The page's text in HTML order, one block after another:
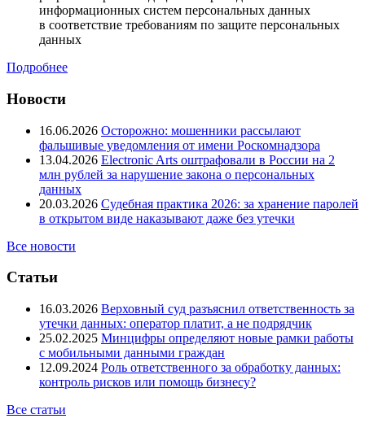
информационных систем персональных данных
в соответствие требованиям по защите персональных
данных
Подробнее
Новости
16.06.2026 Осторожно: мошенники рассылают
фальшивые уведомления от имени Роскомнадзора
13.04.2026 Electronic Arts оштрафовали в России на 2
млн рублей за нарушение закона о персональных
данных
20.03.2026 Судебная практика 2026: за хранение паролей
в открытом виде наказывают даже без утечки
Все новости
Статьи
16.03.2026 Верховный суд разъяснил ответственность за
утечки данных: оператор платит, а не подрядчик
25.02.2025 Минцифры определяют новые рамки работы
с мобильными данными граждан
12.09.2024 Роль ответственного за обработку данных:
контроль рисков или помощь бизнесу?
Все статьи